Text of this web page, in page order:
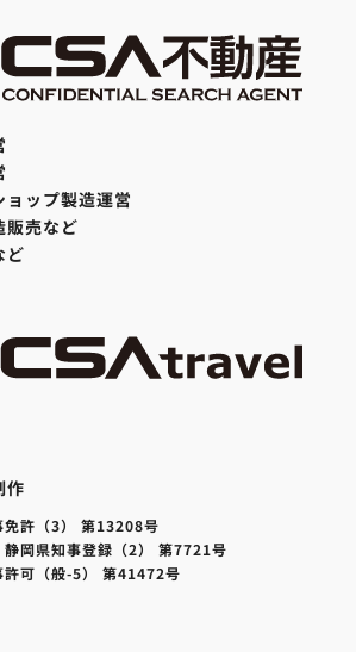
ョップ製造運営
販売など
ど
作
免許（3） 第13208号
岡県知事登録（2） 第7721号
許可（般-5） 第41472号